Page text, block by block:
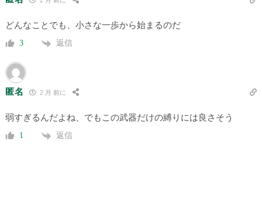
どんなことでも、小さな一歩から始まるのだ
3 返信
匿名 2 月 前に
弱すぎるんだよね、でもこの武器だけの縛りには良さそう
1 返信